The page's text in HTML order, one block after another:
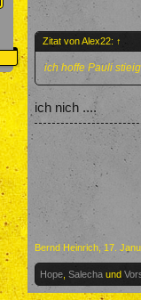
Zitat von Alex22: ↑
ich hoffe Pauli
ich nich ....
Bernd Heinrich 17.
Hope ,Salecha und